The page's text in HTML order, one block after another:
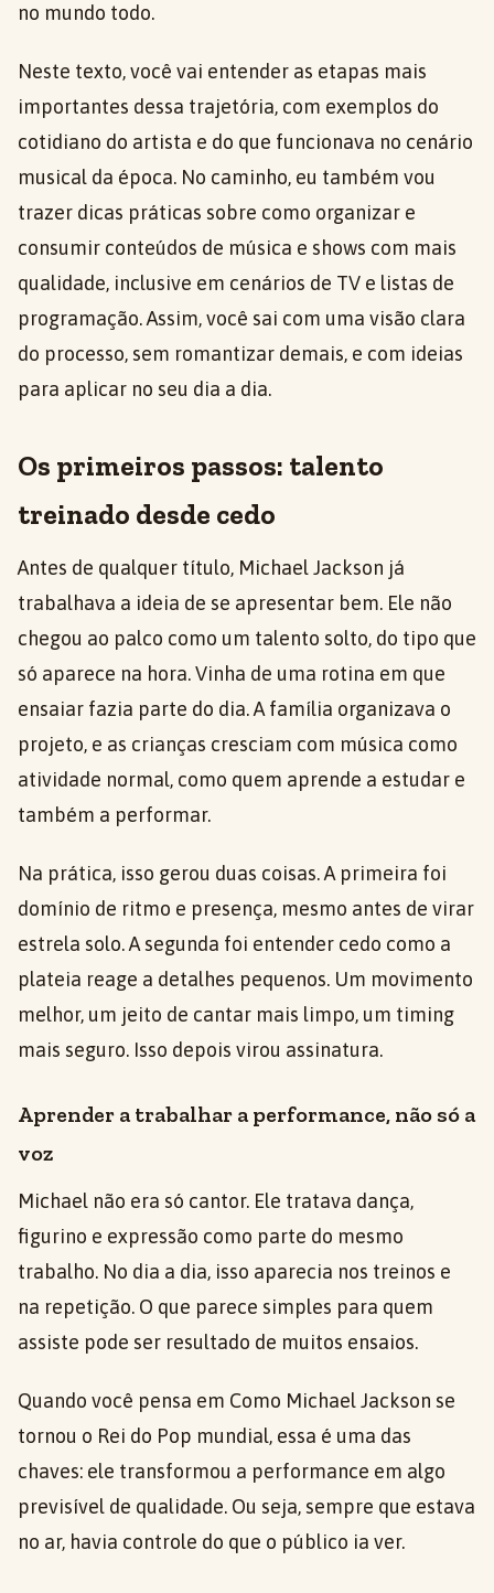
no mundo todo.
Neste texto, você vai entender as etapas mais
importantes dessa trajetória, com exemplos do
cotidiano do artista e do que funcionava no cenário
musical da época. No caminho, eu também vou
trazer dicas práticas sobre como organizar e
consumir conteúdos de música e shows com mais
qualidade, inclusive em cenários de TV e listas de
programação. Assim, você sai com uma visão clara
do processo, sem romantizar demais, e com ideias
para aplicar no seu dia a dia.
Os primeiros passos: talento
treinado desde cedo
Antes de qualquer título, Michael Jackson já
trabalhava a ideia de se apresentar bem. Ele não
chegou ao palco como um talento solto, do tipo que
só aparece na hora. Vinha de uma rotina em que
ensaiar fazia parte do dia. A família organizava o
projeto, e as crianças cresciam com música como
atividade normal, como quem aprende a estudar e
também a performar.
Na prática, isso gerou duas coisas. A primeira foi
domínio de ritmo e presença, mesmo antes de virar
estrela solo. A segunda foi entender cedo como a
plateia reage a detalhes pequenos. Um movimento
melhor, um jeito de cantar mais limpo, um timing
mais seguro. Isso depois virou assinatura.
Aprender a trabalhar a performance, não só a
voz
Michael não era só cantor. Ele tratava dança,
figurino e expressão como parte do mesmo
trabalho. No dia a dia, isso aparecia nos treinos e
na repetição. O que parece simples para quem
assiste pode ser resultado de muitos ensaios.
Quando você pensa em Como Michael Jackson se
tornou o Rei do Pop mundial, essa é uma das
chaves: ele transformou a performance em algo
previsível de qualidade. Ou seja, sempre que estava
no ar, havia controle do que o público ia ver.